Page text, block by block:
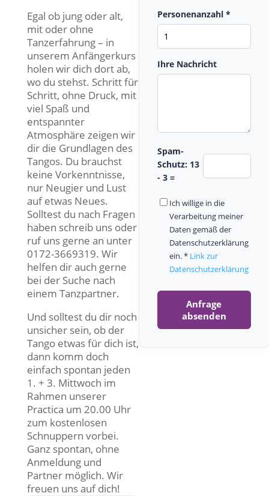
Egal ob jung oder alt,
mit oder ohne
Tanzerfahrung – in
unserem Anfängerkurs
holen wir dich dort ab,
wo du stehst. Schritt für
Schritt, ohne Druck, mit
viel Spaß und
entspannter
Atmosphäre zeigen wir
dir die Grundlagen des
Tangos. Du brauchst
keine Vorkenntnisse,
nur Neugier und Lust
auf etwas Neues.
Solltest du nach Fragen
haben schreib uns oder
ruf uns gerne an unter
0172-3669319. Wir
helfen dir auch gerne
bei der Suche nach
einem Tanzpartner.
Und solltest du dir noch
unsicher sein, ob der
Tango etwas für dich ist,
dann komm doch
einfach spontan jeden
1. + 3. Mittwoch im
Rahmen unserer
Practica um 20.00 Uhr
zum kostenlosen
Schnuppern vorbei.
Ganz spontan, ohne
Anmeldung und
Partner möglich. Wir
freuen uns auf dich!
Personenanzahl *
Ihre Nachricht
Spam-
Schutz: 13
- 3 =
Ich willige in die
Verarbeitung meiner
Daten gemäß der
Datenschutzerklärung
ein. * Link zur
Datenschutzerklärung
Anfrage
absenden